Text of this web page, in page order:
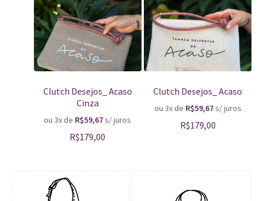
Clutch Desejos_ Acaso
Cinza
ou 3x de R$59,67s/ juros
R$179,00
Clutch Desejos_ Acaso
ou 3x de R$59,67s/ juros
R$179,00